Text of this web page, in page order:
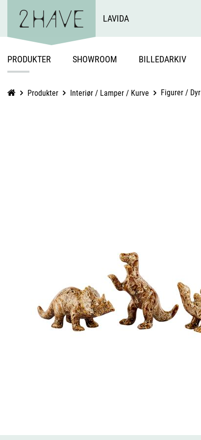
LAVIDA
PRODUKTER SHOWROOM BILLEDARKIV
Produkter Interiør / Lamper / Kurve Figurer / Dyr